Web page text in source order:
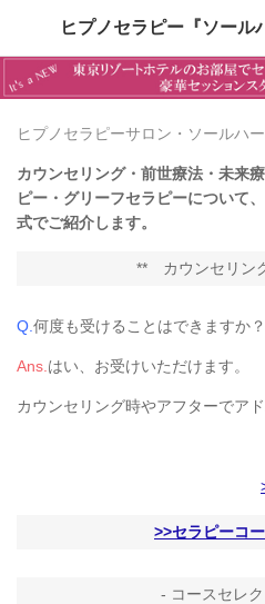
ヒプノセラピー『ソール
ヒプノセラピーサロン・ソールハー
カウンセリング・前世療法・未来
ピー・グリーフセラピーについて
式でご紹介します。
** カウンセリン
Q. 何度も受けることはできますか？
Ans. はい、お受けいただけます。
カウンセリング時やアフターでア
>>セラピーコ
- コースセレ